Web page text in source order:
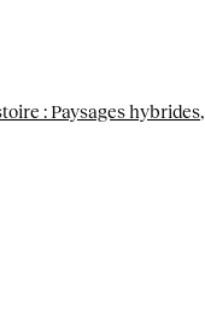
: Paysages